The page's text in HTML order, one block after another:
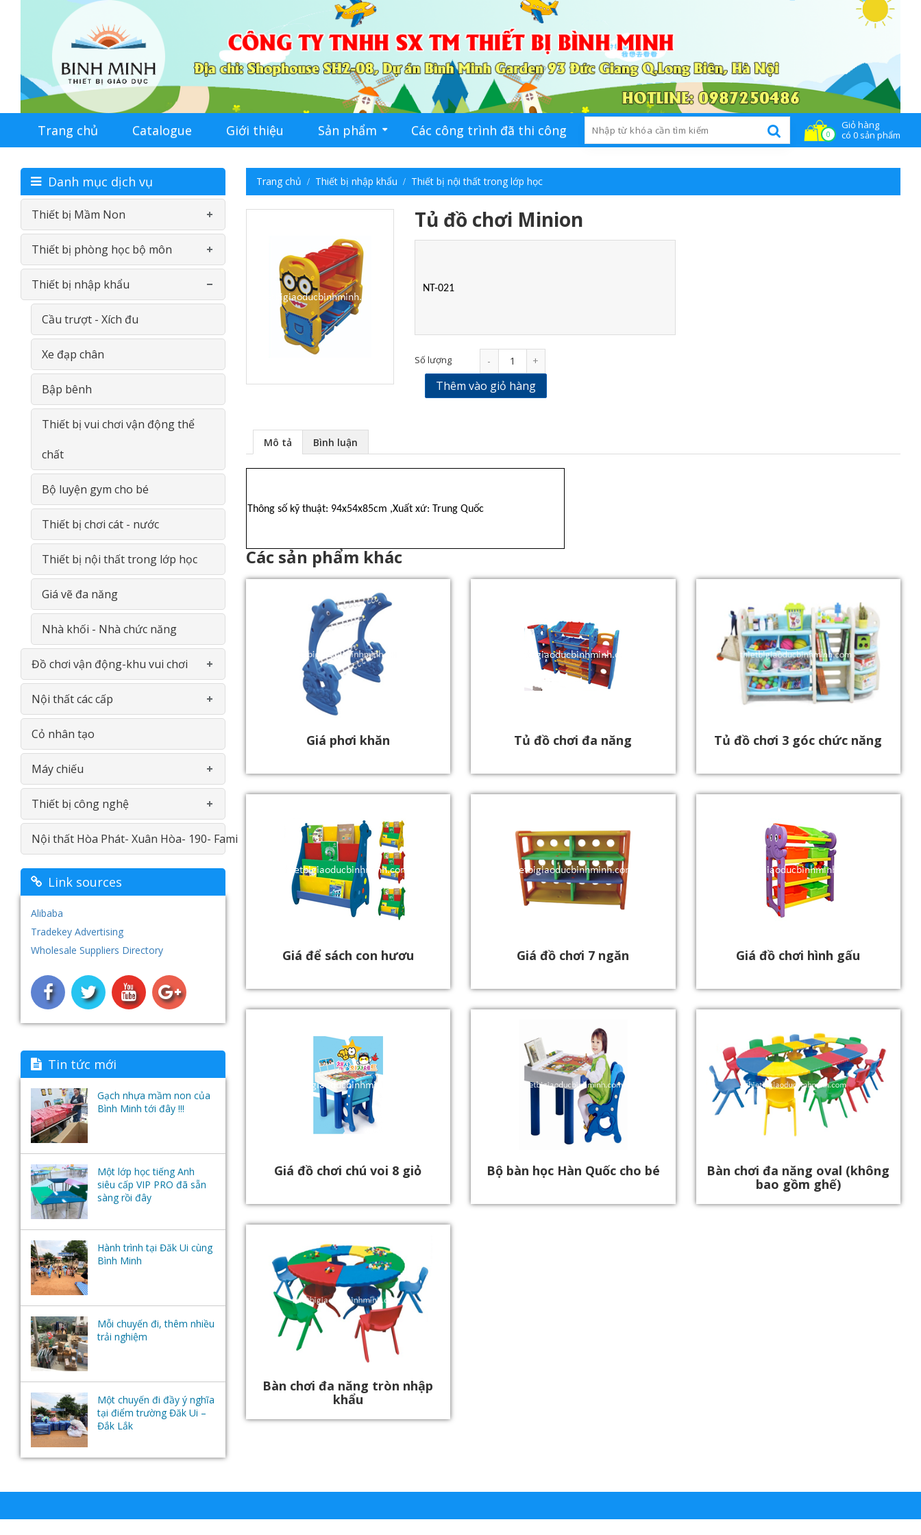
Trang chủ Catalogue Giới thiệu Sản phẩm Các công trình đã thi công Tin tức Liên hệ 0
Giỏ hàng
có 0 sản phẩm
Trang chủ Thiết bị nhập khẩu Thiết bị nội thất trong lớp học
Tủ đồ chơi Minion
NT-021
Số lượng - +
Thêm vào giỏ hàng
Mô tả Bình luận
Thông số kỹ thuật: 94x54x85cm ,Xuất xứ: Trung Quốc
Các sản phẩm khác
Giá phơi khăn Tủ đồ chơi đa năng Tủ đồ chơi 3 góc chức năng
Giá để sách con hươu Giá đồ chơi 7 ngăn Giá đồ chơi hình gấu
Giá đồ chơi chú voi 8 giỏ Bộ bàn học Hàn Quốc cho bé
Bàn chơi đa năng oval (không
bao gồm ghế)
Bàn chơi đa năng tròn nhập
khẩu
Danh mục dịch vụ
Thiết bị Mầm Non
Bàn-Ghế mầm non
Đồ chơi nhựa theo thông tư
Phản Gỗ- Giường lưới
Đồ chơi thông minh gỗ
Giá- Kệ- Tủ- GỖ
Thiết bị phòng học bộ môn
Phòng học ngoại ngữ
Phòng học bộ môn Vật Lý
Phòng học bộ môn Sinh Học
Phòng học đa năng
Thiết bị Tiểu học
Thiết bị THCS
Thiết bị THPT
Thiết bị nhập khẩu
Cầu trượt - Xích đu
Xe đạp chân
Bập bênh
Thiết bị vui chơi vận động thể
chất
Bộ luyện gym cho bé
Thiết bị chơi cát - nước
Thiết bị nội thất trong lớp học
Giá vẽ đa năng
Nhà khối - Nhà chức năng
Đồ chơi vận động-khu vui chơi
Khu liên hoàn
Thể chât đa năng
Bập bênh- Thú nhún
Thiết bị vận động
Linh kiện
Đồ chơi ngoài trời
Nội thất các cấp
Gía- Kệ - Thiết bị nhà bếp- INOX
Bàn ghế
Bảng
Nội thât thư viện
Giường tầng
Tủ- Giá- Kệ - Sắt
Nội thất nhựa
Cỏ nhân tạo
Máy chiếu
Máy chiếu Viewsonic
Máy chiếu Optoma
Máy chiếu Vivitek
Máy chiếu vật thể Aver
Thiết bị công nghệ
Máy in
Màn hình cảm ứng
Hệ thống âm thanh- loa đài
Hệ thống máy tính - Phần mềm
học ngoại ngữ- Tai nghe
Nội thất Hòa Phát- Xuân Hòa- 190- Fami
Link sources
Alibaba
Tradekey Advertising
Wholesale Suppliers Directory
Tin tức mới
Gạch nhựa mầm non của
Bình Minh tới đây !!!
Một lớp học tiếng Anh
siêu cấp VIP PRO đã sẵn
sàng rồi đây
Hành trình tại Đăk Ui cùng
Bình Minh
Mỗi chuyến đi, thêm nhiều
trải nghiệm
Một chuyến đi đầy ý nghĩa
tại điểm trường Đăk Ui –
Đắk Lắk